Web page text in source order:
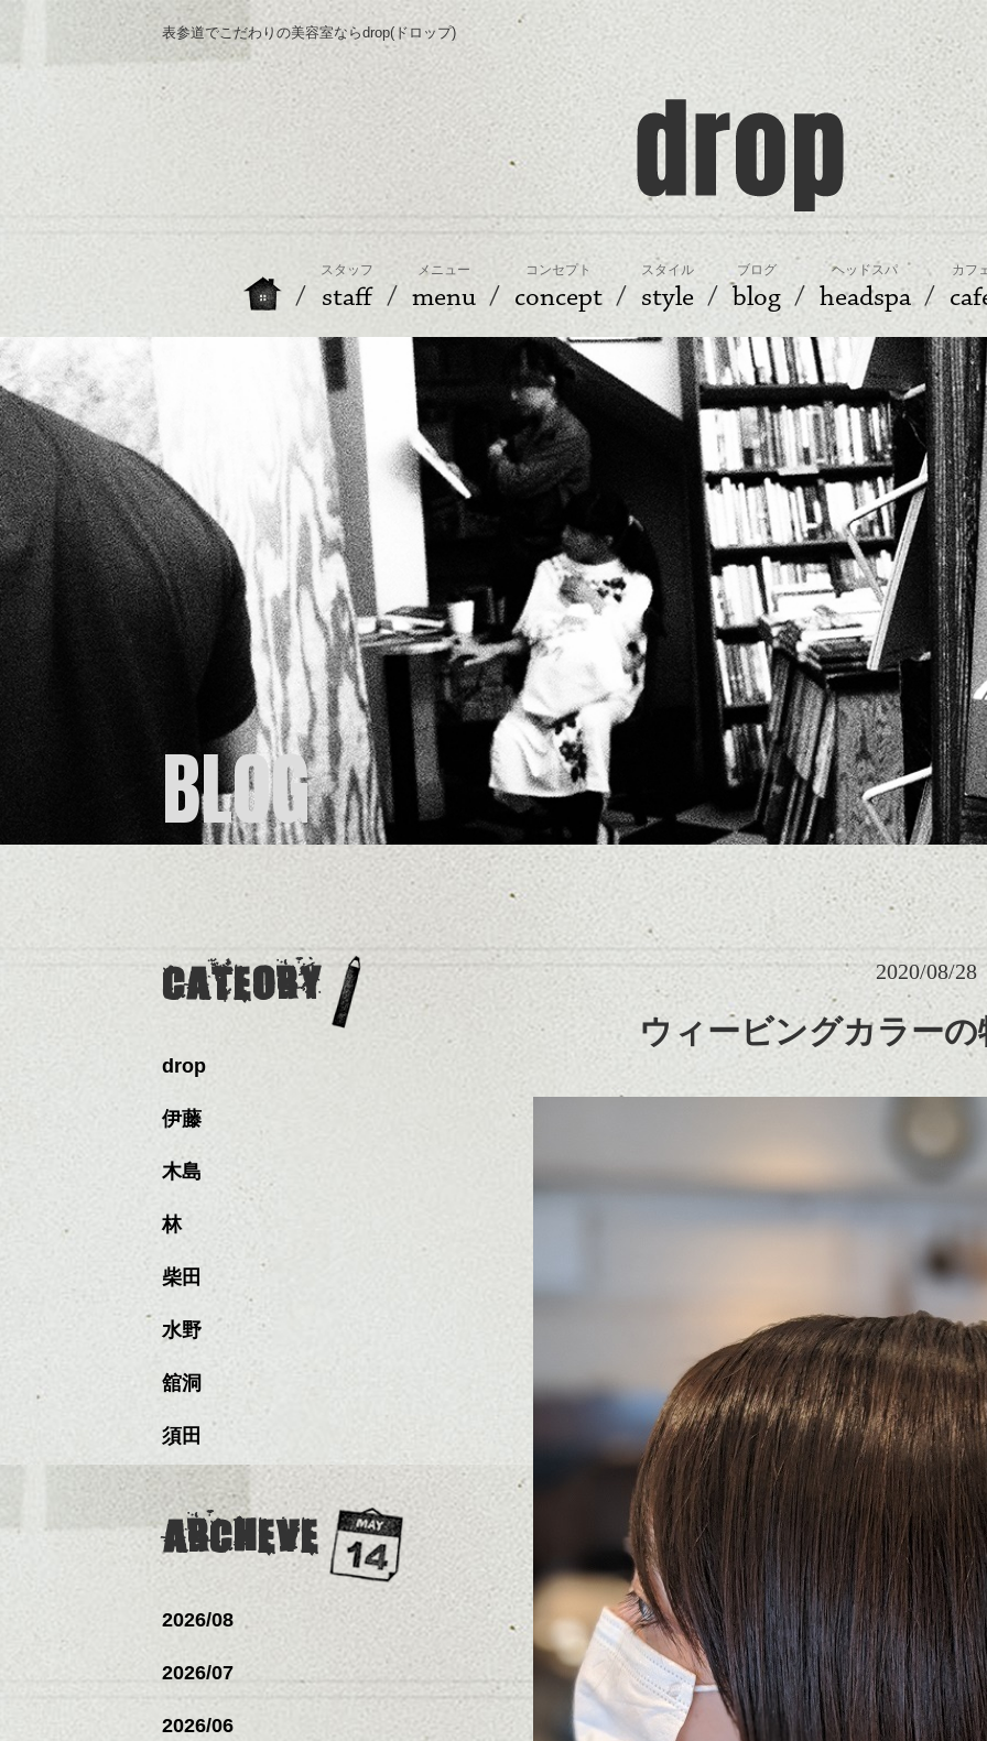
表参道でこだわりの美容室ならdrop(ドロップ)
スタッフ
staff
メニュー
menu
コンセプト
concept
スタイル
style
ブログ
blog
ヘッドスパ
headspa
カフ
BLOG
2020/08/28
ウィービングカラー
CATEORY
drop
伊藤
木島
林
柴田
水野
舘洞
須田
ARCHEVE
2026/08
2026/07
2026/06